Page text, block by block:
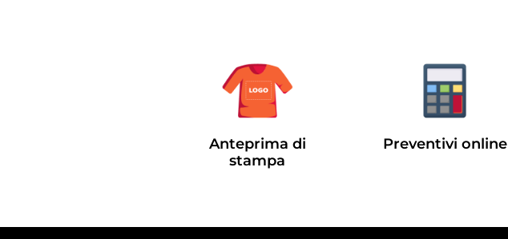
Anteprima di
stampa
Preventivi online